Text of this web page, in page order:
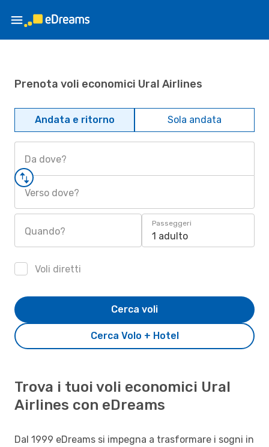
Prenota voli economici Ural Airlines
Andata e ritorno Sola andata
Da dove?
Verso dove?
Quando?
Passeggeri
1 adulto
Voli diretti
Cerca Volo + Hotel
Cerca voli
Trova i tuoi voli economici Ural
Airlines con eDreams
Dal 1999 eDreams si impegna a trasformare i sogni in